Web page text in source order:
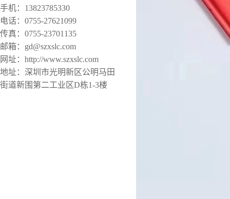
手机：13823785330
电话：0755-27621099
传真：0755-23701135
邮箱：gd@szxslc.com
网址：http://www.szxslc.com
地址：深圳市光明新区公明马田
街道新围第二工业区D栋1-3楼